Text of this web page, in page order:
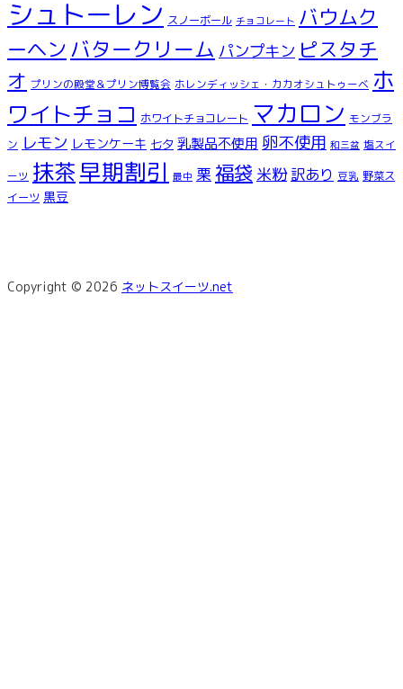
シュトーレン スノーボール チョコレート バウムク
ーヘンバタークリーム パンプキン ピスタチ
オ プリンの殿堂＆プリン博覧会 ホレンディッシェ・カカオシュトゥーベ ホ
ワイトチョコ ホワイトチョコレート マカロン モンブラ
ン レモン レモンケーキ 七夕 乳製品不使用 卵不使用 和三盆 塩スイ
ーツ 抹茶早期割引 最中 栗 福袋 米粉 訳あり 豆乳 野菜ス
イーツ 黒豆
Copyright © 2026 ネットスイーツ.net